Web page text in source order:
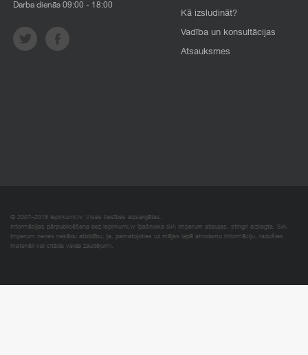
Darba dienās 09:00 - 18:00
Kā izsludināt?
Vadība un konsultācijas
Atsauksmes
© 2007–2018 Iepirkumi.lv. Visas tiesības aizsargātas.
Informācijas pārpublicēšana bez iepirkumi.lv īpašnieka SIA Imperum atļaujas, stingri aizliegta. SIA
Imperum nenes nekādu atbildību, ja, pamatojoties uz mājas lapā atrodamo informāciju, radušies
materiāli vai citāda veida zaudējumi.